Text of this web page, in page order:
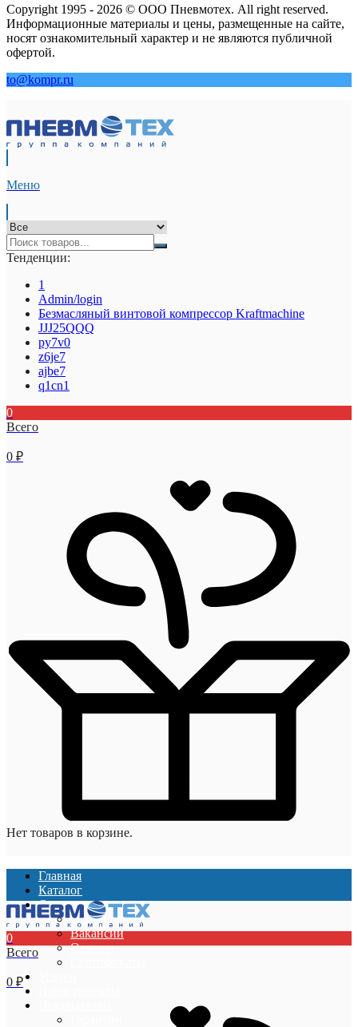
Copyright 1995 - 2026 © ООО Пневмотех. All right reserved.
Информационные материалы и цены, размещенные на сайте,
носят ознакомительный характер и не являются публичной
офертой.
to@kompr.ru
Меню
Тенденции:
1
Admin/login
Безмасляный винтовой компрессор Kraftmaсhine
JJJ25QQQ
py7v0
z6je7
ajbe7
q1cn1
0
Всего
0 ₽
Нет товаров в корзине.
Главная
Каталог
О компании
О компании
Вакансии
Отзывы
0
Всего
0 ₽